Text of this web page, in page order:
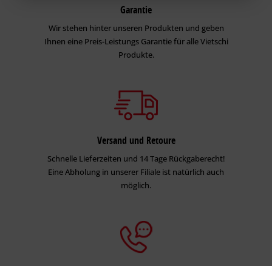
Garantie
Wir stehen hinter unseren Produkten und geben
Ihnen eine Preis-Leistungs Garantie für alle Vietschi
Produkte.
Versand und Retoure
Schnelle Lieferzeiten und 14 Tage Rückgaberecht!
Eine Abholung in unserer Filiale ist natürlich auch
möglich.